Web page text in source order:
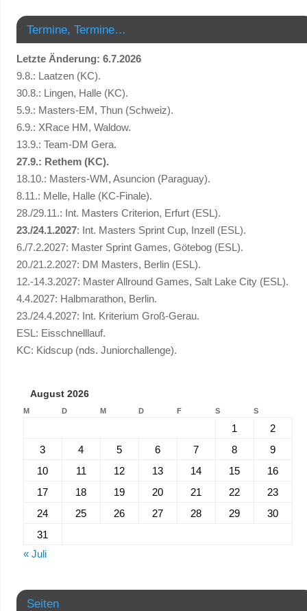
Termine, Termine…
Letzte Änderung: 6.7.2026
9.8.: Laatzen (KC).
30.8.: Lingen, Halle (KC).
5.9.: Masters-EM, Thun (Schweiz).
6.9.: XRace HM, Waldow.
13.9.: Team-DM Gera.
27.9.: Rethem (KC).
18.10.: Masters-WM, Asuncion (Paraguay).
8.11.: Melle, Halle (KC-Finale).
28./29.11.: Int. Masters Criterion, Erfurt (ESL).
23./24.1.2027: Int. Masters Sprint Cup, Inzell (ESL).
6./7.2.2027: Master Sprint Games, Götebog (ESL).
20./21.2.2027: DM Masters, Berlin (ESL).
12.-14.3.2027: Master Allround Games, Salt Lake City (ESL).
4.4.2027: Halbmarathon, Berlin.
23./24.4.2027: Int. Kriterium Groß-Gerau.
ESL: Eisschnelllauf.
KC: Kidscup (nds. Juniorchallenge).
August 2026
M D M D F S S
1
2
3
4 5 6 7 8
9
10
11 12 13 14 15
16
17
18 19 20 21 22
23
24
25 26 27 28 29
30
31
« Juli
Seiten